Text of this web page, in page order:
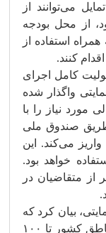
می‌توانند از
از محل بودجه
استفاده از
کنند.
کامل اجرای
واگذار شده
مورد نیاز را با
طریق صندوق ملی
می‌کند. این
خواهد بود.
متقاضیان در
بیان کرد که
این میزان حمایت می‌تواند در برخی از مناطق کشور تا ۱۰۰